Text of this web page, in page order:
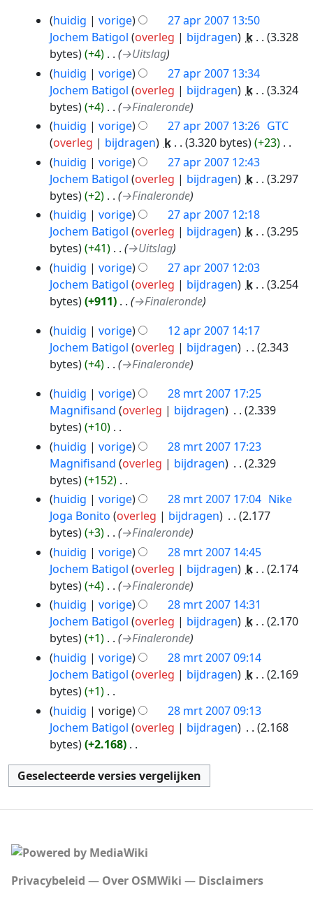
s
a
m
e
n
v
a
t
t
i
n
g
huidig vorige
27 apr 2007 13:50
Jochem Batigol overleg bijdragen k
3.328
bytes
+4 ‎
→‎Uitslag
huidig
vorige
27 apr 2007 13:34
Jochem Batigol overleg bijdragen k
3.324
bytes
+4 ‎
→‎Finaleronde
huidig
vorige 27 apr 2007 13:26‎ GTC
overleg
bijdragen k 3.320 bytes +23 ‎
G
e
e
n
b
e
w
e
r
k
i
n
g
s
a
m
e
n
v
a
t
t
i
n
g
huidig vorige
27 apr 2007 12:43
Jochem Batigol overleg bijdragen k
3.297
bytes
+2 ‎
→‎Finaleronde
huidig
vorige
27 apr 2007 12:18
Jochem Batigol overleg bijdragen ‎k
3.295
bytes
+41 ‎
→‎Uitslag
huidig
vorige
27 apr 2007 12:03
Jochem Batigol overleg bijdragen k
3.254
bytes
+911 ‎ →‎Finaleronde
huidig vorige
12 apr 2007 14:17
Jochem Batigol overleg bijdragen
2.343
bytes
+4 ‎ →‎Finaleronde
huidig vorige
28 mrt 2007 17:25
Magnifisand overleg bijdragen
2.339
bytes
+10 ‎
G
e
e
n
b
e
w
e
r
k
i
n
g
s
s
a
m
e
n
v
a
t
huidig vorige
28 mrt 2007 17:23
Magnifisand overleg bijdragen
2.329
bytes
+152 ‎
G
e
e
n
b
e
w
e
r
k
i
n
g
s
s
a
m
e
v
t
i
huidig vorige 28 mrt 2007 17:04‎ Nike
Joga Bonito overleg bijdragen
2.177
bytes
+3 ‎
→‎Finaleronde
huidig
vorige
28 mrt 2007 14:45
Jochem Batigol overleg bijdragen k
2.174
bytes
+4 ‎
→‎Finaleronde
huidig
vorige
28 mrt 2007 14:31
Jochem Batigol overleg bijdragen k
2.170
bytes
+1 ‎
→‎Finaleronde
huidig
vorige
28 mrt 2007 09:14
Jochem Batigol overleg bijdragen k
2.169
bytes
+1 ‎
G
e
e
b
e
w
k
i
n
huidig vorige
28 mrt 2007 09:13
Jochem Batigol overleg bijdragen
2.168
bytes
+2.168 ‎
e
n
w
e
Privacybeleid Over OSMWiki Disclaimers